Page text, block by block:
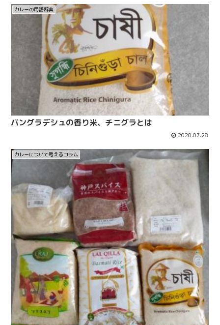
カレーの用語辞典
バングラデシュの香り米、チニグラとは
2020.07.28
カレーについて考えるコラム